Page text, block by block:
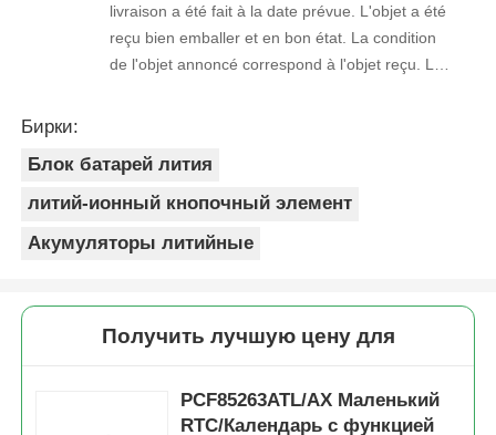
livraison a été fait à la date prévue. L'objet a été
reçu bien emballer et en bon état. La condition
de l'objet annoncé correspond à l'objet reçu. Le
Бирки:
Блок батарей лития
литий-ионный кнопочный элемент
Акумуляторы литийные
Получить лучшую цену для
PCF85263ATL/AX Маленький
RTC/Календарь с функцией